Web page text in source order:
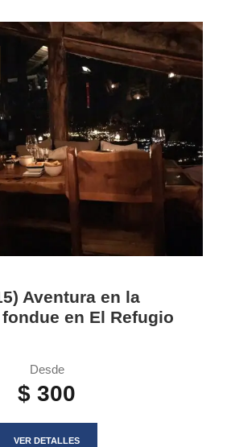
Aventura en la
en El Refugio
Desde
$ 300
VER DETALLES